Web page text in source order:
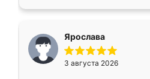
Ярослава
3 августа 2026